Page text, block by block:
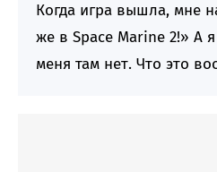
Когда игра вышла, мне
же в Space Marine 2!» А
меня там нет. Что это